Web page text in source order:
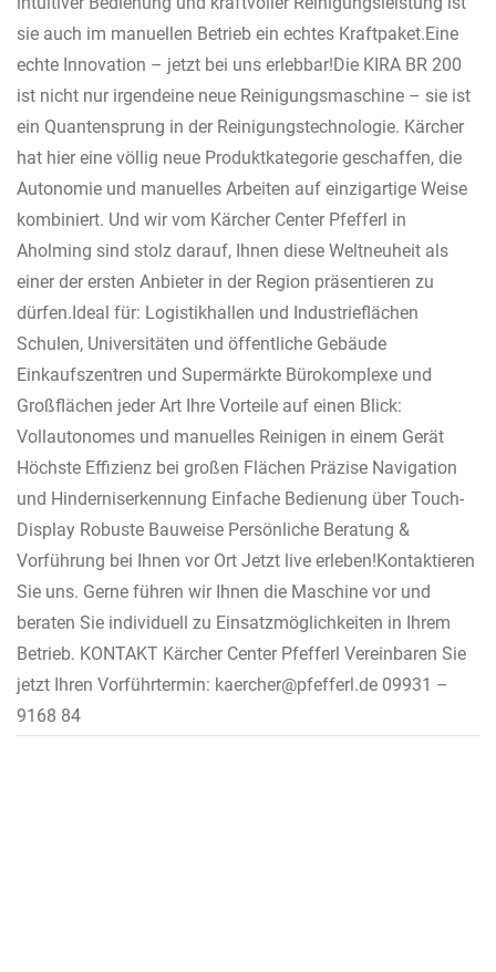
sie auch im manuellen Betrieb ein echtes Kraftpaket.Eine
echte Innovation – jetzt bei uns erlebbar!Die KIRA BR 200
ist nicht nur irgendeine neue Reinigungsmaschine – sie ist
ein Quantensprung in der Reinigungstechnologie. Kärcher
hat hier eine völlig neue Produktkategorie geschaffen, die
Autonomie und manuelles Arbeiten auf einzigartige Weise
kombiniert. Und wir vom Kärcher Center Pfefferl in
Aholming sind stolz darauf, Ihnen diese Weltneuheit als
einer der ersten Anbieter in der Region präsentieren zu
dürfen.Ideal für: Logistikhallen und Industrieflächen
Schulen, Universitäten und öffentliche Gebäude
Einkaufszentren und Supermärkte Bürokomplexe und
Großflächen jeder Art Ihre Vorteile auf einen Blick:
Vollautonomes und manuelles Reinigen in einem Gerät
Höchste Effizienz bei großen Flächen Präzise Navigation
und Hinderniserkennung Einfache Bedienung über Touch-
Display Robuste Bauweise Persönliche Beratung &
Vorführung bei Ihnen vor Ort Jetzt live erleben!Kontaktieren
Sie uns. Gerne führen wir Ihnen die Maschine vor und
beraten Sie individuell zu Einsatzmöglichkeiten in Ihrem
Betrieb. KONTAKT Kärcher Center Pfefferl Vereinbaren Sie
jetzt Ihren Vorführtermin: kaercher@pfefferl.de 09931 –
9168 84